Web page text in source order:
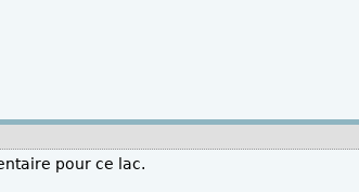
pour ce lac.